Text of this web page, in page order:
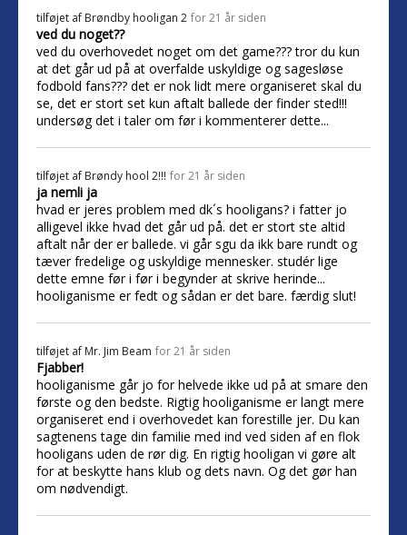
tilføjet af Brøndby hooligan 2 for 21 år siden
ved du noget??
ved du overhovedet noget om det game??? tror du kun
at det går ud på at overfalde uskyldige og sagesløse
fodbold fans??? det er nok lidt mere organiseret skal du
se, det er stort set kun aftalt ballede der finder sted!!!
undersøg det i taler om før i kommenterer dette...
tilføjet af Brøndy hool 2!!! for 21 år siden
ja nemli ja
hvad er jeres problem med dk´s hooligans? i fatter jo
alligevel ikke hvad det går ud på. det er stort ste altid
aftalt når der er ballede. vi går sgu da ikk bare rundt og
tæver fredelige og uskyldige mennesker. studér lige
dette emne før i før i begynder at skrive herinde...
hooliganisme er fedt og sådan er det bare. færdig slut!
tilføjet af Mr. Jim Beam for 21 år siden
Fjabber!
hooliganisme går jo for helvede ikke ud på at smare den
første og den bedste. Rigtig hooliganisme er langt mere
organiseret end i overhovedet kan forestille jer. Du kan
sagtenens tage din familie med ind ved siden af en flok
hooligans uden de rør dig. En rigtig hooligan vi gøre alt
for at beskytte hans klub og dets navn. Og det gør han
om nødvendigt.